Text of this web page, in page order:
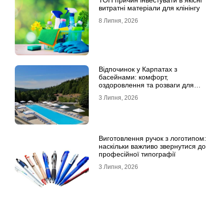
витратні матеріали для клінінгу
8 Липня, 2026
Відпочинок у Карпатах з
басейнами: комфорт,
оздоровлення та розваги для
3 Липня, 2026
Виготовлення ручок з логотипом:
наскільки важливо звернутися до
професійної типографії
3 Липня, 2026